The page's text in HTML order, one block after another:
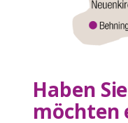
Haben
möchten